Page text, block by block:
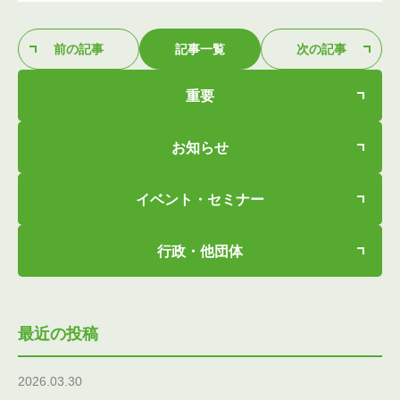
前の記事 記事一覧 次の記事
重要
お知らせ
イベント・セミナー
行政・他団体
最近の投稿
2026.03.30